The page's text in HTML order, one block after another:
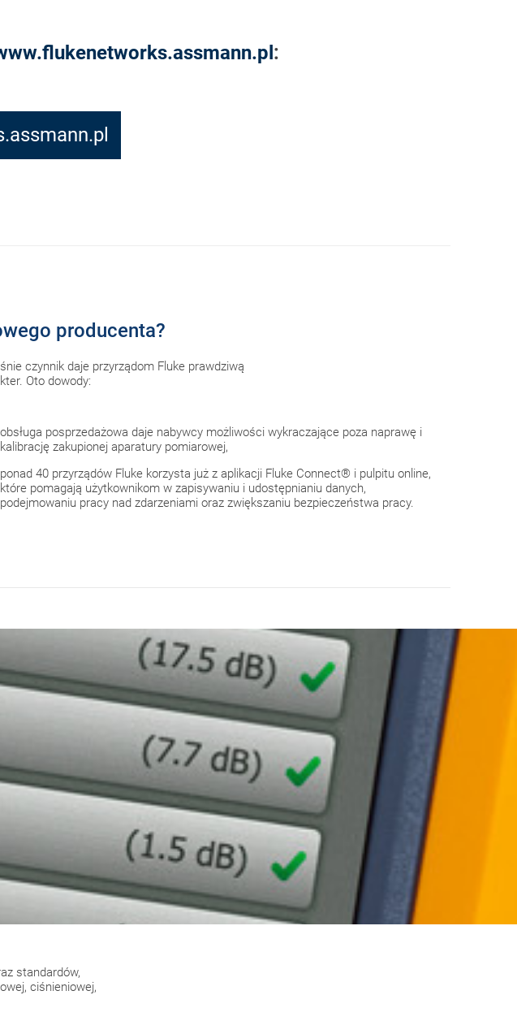
:
producenta?
czynnik daje przyrządom Fluke prawdziwą
Oto dowody:
obsługa posprzedażowa daje nabywcy możliwości wykraczające poza naprawę i
kalibrację zakupionej aparatury pomiarowej,
ponad 40 przyrządów Fluke korzysta już z aplikacji Fluke Connect® i pulpitu online,
które pomagają użytkownikom w zapisywaniu i udostępnianiu danych,
podejmowaniu pracy nad zdarzeniami oraz zwiększaniu bezpieczeństwa pracy.
standardów,
ciśnieniowej,